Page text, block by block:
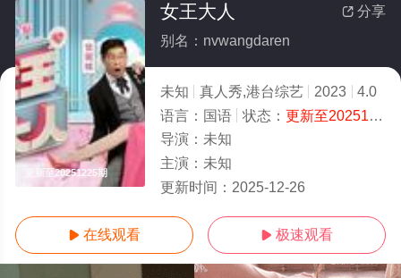
更新至20251225期
 分享
女王大人
别名：nvwangdaren
未知 真人秀,港台综艺 2023
4.0
语言： 国语 状态： 更新至20251225期
导演： 未知
主演： 未知
更新时间： 2025-12-26
 在线观看  极速观看